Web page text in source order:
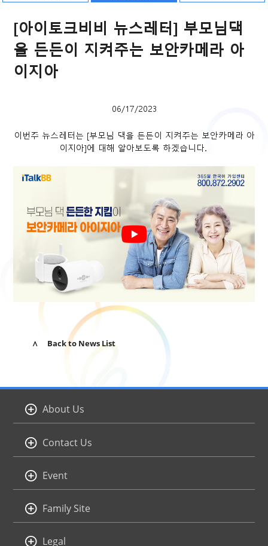
[아이토크비비 뉴스레터] 부모님댁
을 든든이 지켜주는 보안카메라 아
이지아
06/17/2023
이번주 뉴스레터는 [부모님 댁을 든든이 지켜주는 보안카메라 아
이지아]에 대해 알아보도록 하겠습니다.
∧ Back to News List
About Us
Contact Us
Event
Family Site
Legal